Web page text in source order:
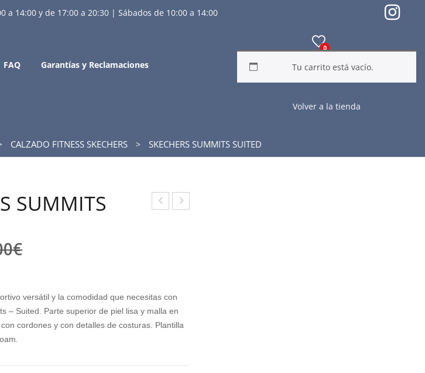
a 14:00 y de 17:00 a 20:30 | Sábados de 10:00 a 14:00
FAQ Garantías y Reclamaciones
0
Tu carrito está vacío.
Volver a la tienda
CALZADO FITNESS SKECHERS SKECHERS SUMMITS SUITED
INS
ULT
V6
MID
SUMMITS
€El
original
era:
70,00€.
El
actual
es:
55,00€.
versátil y la comodidad que necesitas con
– Suited. Parte superior de piel lisa y malla en
cordones y con detalles de costuras. Plantilla